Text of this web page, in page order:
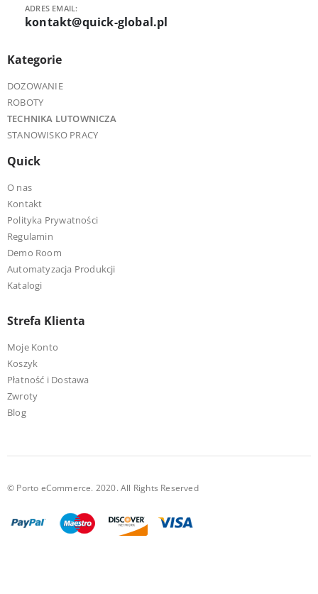
ADRES EMAIL:
kontakt@quick-global.pl
Kategorie
DOZOWANIE
ROBOTY
TECHNIKA LUTOWNICZA
STANOWISKO PRACY
Quick
O nas
Kontakt
Polityka Prywatności
Regulamin
Demo Room
Automatyzacja Produkcji
Katalogi
Strefa Klienta
Moje Konto
Koszyk
Płatność i Dostawa
Zwroty
Blog
© Porto eCommerce. 2020. All Rights Reserved